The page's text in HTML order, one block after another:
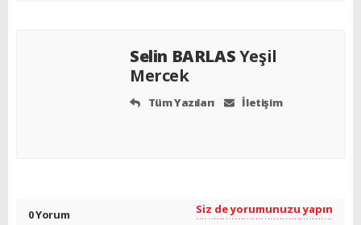
Selin BARLASYeşil
Mercek
Tüm Yazıları İletişim
0 Yorum Siz de yorumunuzu yapın